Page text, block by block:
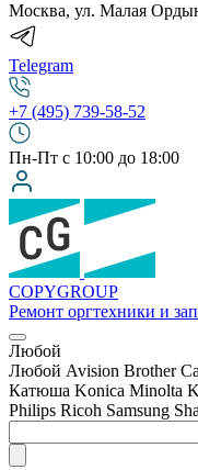
Москва, ул. Малая
Telegram
+7 (495) 739-58-52
Пн-Пт с 10:00 до 18:00
COPYGROUP
Ремонт оргтехники и
Любой
Любой Avision Brother
Катюша Konica Minolta
Philips Ricoh Samsung